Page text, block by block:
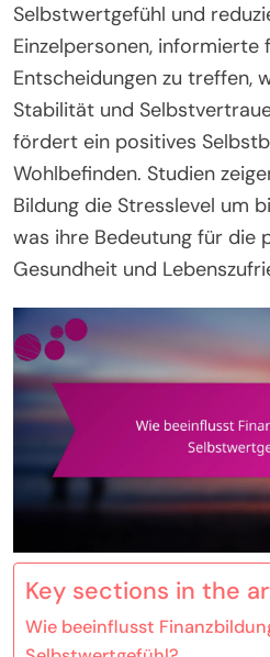
Selbstwertgefühl und
Einzelpersonen, informierte
Entscheidungen zu treffen,
Stabilität und
fördert ein positives
Wohlbefinden. Studien
Bildung die Stresslevel um
was ihre Bedeutung für die
Gesundheit und
Key sections in the
Wie beeinflusst